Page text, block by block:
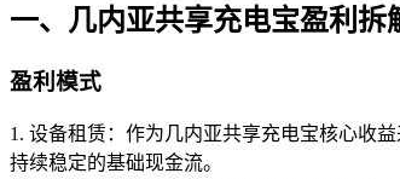
一、几内亚共享充电宝盈利拆
盈利模式
1. 设备租赁：作为几内亚共享充电宝核心收
持续稳定的基础现金流。